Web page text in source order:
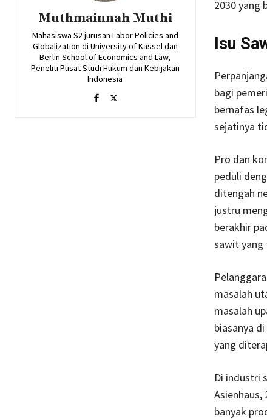
Muthmainnah Muthi
Mahasiswa S2 jurusan Labor Policies and
Globalization di University of Kassel dan
Berlin School of Economics and Law,
Peneliti Pusat Studi Hukum dan Kebijakan
Indonesia
2030 yang
Isu
bagi
bernafas
sejatinya
Pro dan
peduli
ditengah
justru
berakhir
sawit yang
masalah
masalah
biasanya
yang
Di industri
banyak